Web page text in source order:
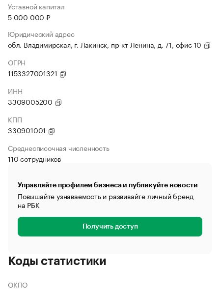
Уставной капитал
5 000 000 ₽
Юридический адрес
обл. Владимирская, г. Лакинск, пр-кт Ленина, д. 71, офис 10
ОГРН
1153327001321
ИНН
3309005200
КПП
330901001
Среднесписочная численность
110 сотрудников
Управляйте профилем бизнеса и публикуйте новости
Повышайте узнаваемость и развивайте личный бренд
на РБК
Получить доступ
Коды статистики
ОКПО